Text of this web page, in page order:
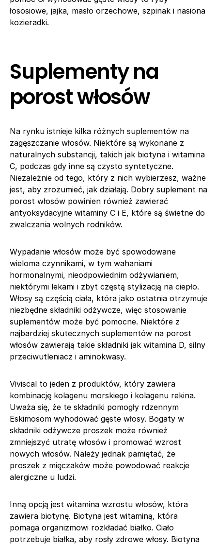
łososiowe, jajka, masło orzechowe, szpinak i nasiona
kozieradki.
Suplementy na
porost włosów
Na rynku istnieje kilka różnych suplementów na
zagęszczanie włosów. Niektóre są wykonane z
naturalnych substancji, takich jak biotyna i witamina
C, podczas gdy inne są czysto syntetyczne.
Niezależnie od tego, który z nich wybierzesz, ważne
jest, aby zrozumieć, jak działają. Dobry suplement na
porost włosów powinien również zawierać
antyoksydacyjne witaminy C i E, które są świetne do
zwalczania wolnych rodników.
Wypadanie włosów może być spowodowane
wieloma czynnikami, w tym wahaniami
hormonalnymi, nieodpowiednim odżywianiem,
niektórymi lekami i zbyt częstą stylizacją na ciepło.
Włosy są częścią ciała, która jako ostatnia otrzymuje
niezbędne składniki odżywcze, więc stosowanie
suplementów może być pomocne. Niektóre z
najbardziej skutecznych suplementów na porost
włosów zawierają takie składniki jak witamina D, silny
przeciwutleniacz i aminokwasy.
Viviscal to jeden z produktów, który zawiera
kombinację kolagenu morskiego i kolagenu rekina.
Uważa się, że te składniki pomogły rdzennym
Eskimosom wyhodować gęste włosy. Bogaty w
składniki odżywcze proszek może również
zmniejszyć utratę włosów i promować wzrost
nowych włosów. Należy jednak pamiętać, że
proszek z mięczaków może powodować reakcje
alergiczne u ludzi.
Inną opcją jest witamina wzrostu włosów, która
zawiera biotynę. Biotyna jest witaminą, która
pomaga organizmowi rozkładać białko. Ciało
potrzebuje białka, aby rosły zdrowe włosy. Biotyna